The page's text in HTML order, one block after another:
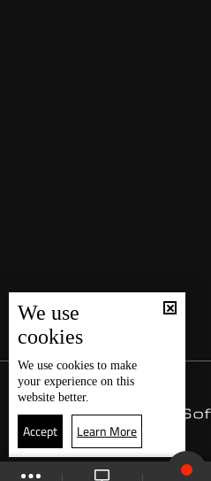
We use
cookies
We use cookies to make
your experience on this
website better.
Accept Learn More